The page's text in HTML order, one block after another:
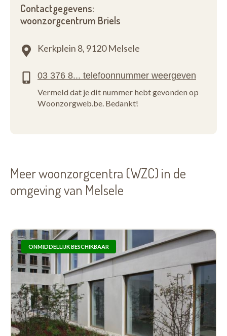
Contactgegevens:
woonzorgcentrum Briels
Kerkplein 8, 9120 Melsele
Vermeld dat je dit nummer hebt gevonden op
Woonzorgweb.be. Bedankt!
Meer woonzorgcentra (WZC) in de
omgeving van Melsele
ONMIDDELLIJK BESCHIKBAAR